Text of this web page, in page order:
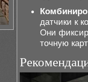
датчики к
Они
точную